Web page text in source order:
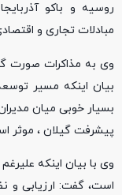
روسیه و باکو
مبادلات تجاری و
وی به مذاکرات صورت
بیان اینکه مسیر
بسیار خوبی میان
پیشرفت گیلان ، موثر
وی با بیان اینکه
است، گفت: ارزیابی و